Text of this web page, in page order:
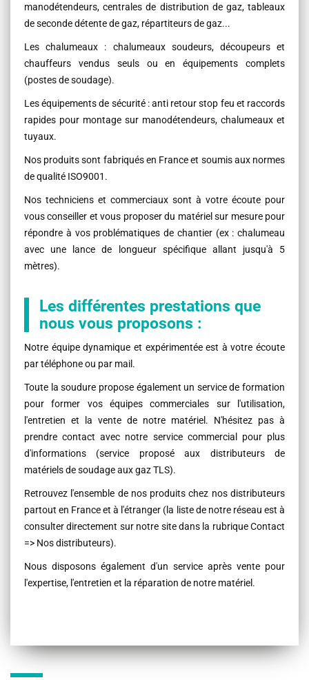
manodétendeurs, centrales de distribution de gaz, tableaux
de seconde détente de gaz, répartiteurs de gaz...
Les chalumeaux : chalumeaux soudeurs, découpeurs et
chauffeurs vendus seuls ou en équipements complets
(postes de soudage).
Les équipements de sécurité : anti retour stop feu et raccords
rapides pour montage sur manodétendeurs, chalumeaux et
tuyaux.
Nos produits sont fabriqués en France et soumis aux normes
de qualité ISO9001.
Nos techniciens et commerciaux sont à votre écoute pour
vous conseiller et vous proposer du matériel sur mesure pour
répondre à vos problématiques de chantier (ex : chalumeau
avec une lance de longueur spécifique allant jusqu'à 5
mètres).
Les différentes prestations que
nous vous proposons :
Notre équipe dynamique et expérimentée est à votre écoute
par téléphone ou par mail.
Toute la soudure propose également un service de formation
pour former vos équipes commerciales sur l'utilisation,
l'entretien et la vente de notre matériel. N'hésitez pas à
prendre contact avec notre service commercial pour plus
d'informations (service proposé aux distributeurs de
matériels de soudage aux gaz TLS).
Retrouvez l'ensemble de nos produits chez nos distributeurs
partout en France et à l'étranger (la liste de notre réseau est à
consulter directement sur notre site dans la rubrique Contact
=> Nos distributeurs).
Nous disposons également d'un service après vente pour
l'expertise, l'entretien et la réparation de notre matériel.